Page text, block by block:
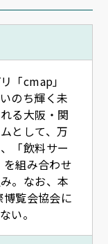
「cmap」
のち輝く未
る大阪・関
として、万
「飲料サー
組み合わせ
。なお、本
覧会協会に
い。